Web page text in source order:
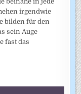
irgendwie
bilden für den
sein Auge
fast das